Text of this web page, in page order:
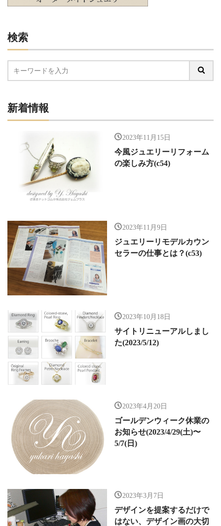
検索
新着情報
2023年11月15日
今風ジュエリーリフォーム
の楽しみ方(c54)
2023年11月9日
ジュエリーリモデルカウン
セラーの仕事とは？(c53)
2023年10月18日
サイトリニューアルしまし
た(2023/5/12)
2023年4月20日
ゴールデンウィーク休業の
お知らせ(2023/4/29(土)〜
5/7(日)
2023年3月7日
デザインを提案するだけで
はない、デザイン画の大切